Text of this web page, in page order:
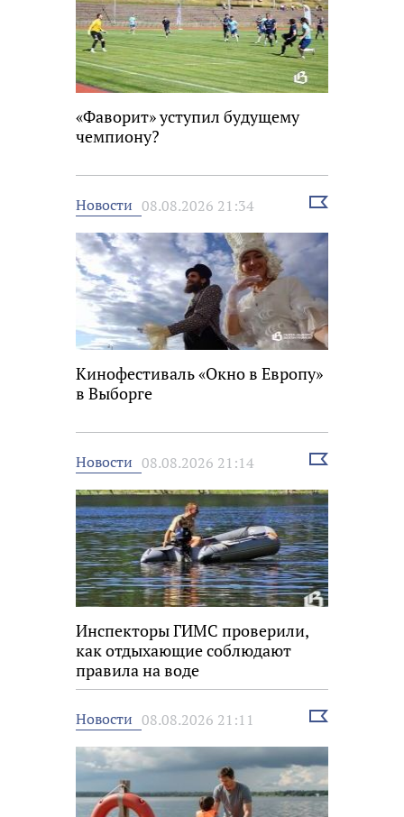
«Фаворит» уступил будущему
чемпиону?
Новости 08.08.2026 21:34
Выбрать
Кинофестиваль «Окно в Европу»
в Выборге
Новости 08.08.2026 21:14
Выбрать
Инспекторы ГИМС проверили,
как отдыхающие соблюдают
правила на воде
Новости 08.08.2026 21:11
Выбрать